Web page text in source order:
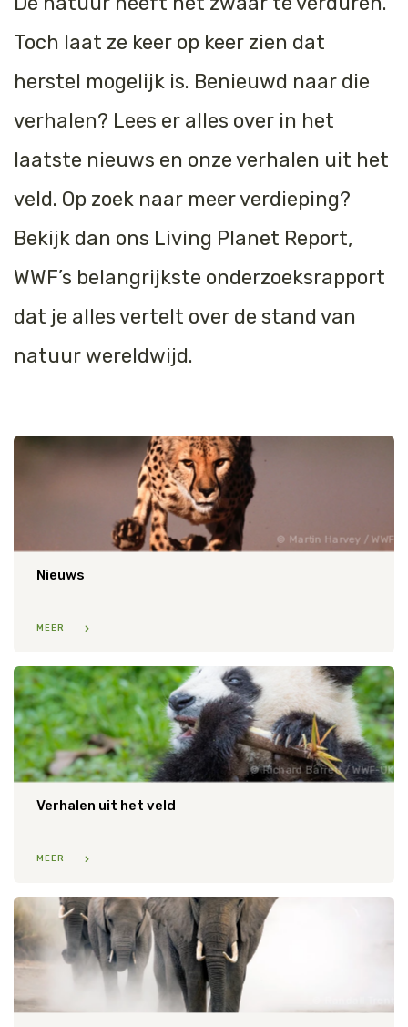
Toch laat ze keer op keer zien dat
herstel mogelijk is. Benieuwd naar die
verhalen? Lees er alles over in het
laatste nieuws en onze verhalen uit het
veld. Op zoek naar meer verdieping?
Bekijk dan ons Living Planet Report,
WWF’s belangrijkste onderzoeksrapport
dat je alles vertelt over de stand van
natuur wereldwijd.
Martin Harvey / WWF
Nieuws
MEER
Richard Barrett / WWF-UK
Verhalen uit het veld
MEER
Koraal
Leeuw
Luipaard
Neushoorn
Olifant
Panda
Tijger
Zeeschildpad
Speelgoed